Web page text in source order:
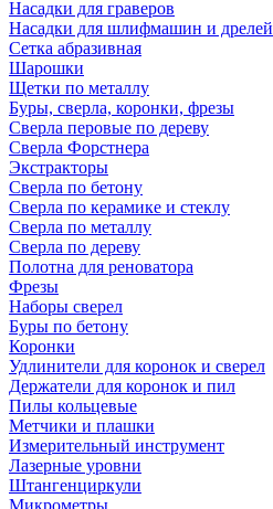
Насадки для граверов
Насадки для шлифмашин и дрелей
Сетка абразивная
Шарошки
Щетки по металлу
Буры, сверла, коронки, фрезы
Сверла перовые по дереву
Сверла Форстнера
Экстракторы
Сверла по бетону
Сверла по керамике и стеклу
Сверла по металлу
Сверла по дереву
Полотна для реноватора
Фрезы
Наборы сверел
Буры по бетону
Коронки
Удлинители для коронок и сверел
Держатели для коронок и пил
Пилы кольцевые
Метчики и плашки
Измерительный инструмент
Лазерные уровни
Штангенциркули
Микрометры